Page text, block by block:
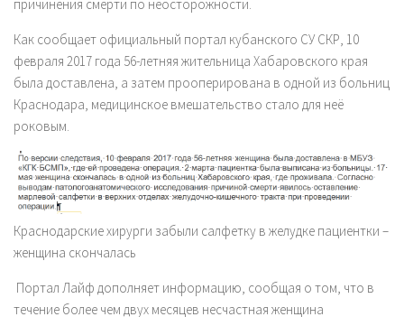
причинения смерти по неосторожности.
Как сообщает официальный портал кубанского СУ СКР, 10
февраля 2017 года 56-летняя жительница Хабаровского края
была доставлена, а затем прооперирована в одной из больниц
Краснодара, медицинское вмешательство стало для неё
роковым.
Краснодарские хирурги забыли салфетку в желудке пациентки –
женщина скончалась
Портал Лайф дополняет информацию, сообщая о том, что в
течение более чем двух месяцев несчастная женщина